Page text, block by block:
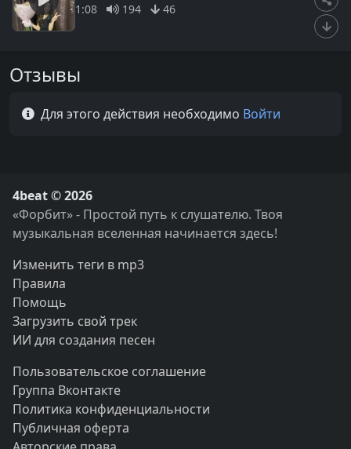
1:08 194 46
Отзывы
Для этого действия необходимо Войти
4beat © 2026
«Форбит» - Простой путь к слушателю. Твоя
музыкальная вселенная начинается здесь!
Изменить теги в mp3
Правила
Помощь
Загрузить свой трек
ИИ для создания песен
Пользовательское соглашение
Группа Вконтакте
Политика конфиденциальности
Публичная оферта